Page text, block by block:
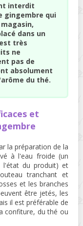
interdit
gingembre qui
dans un
très
ne
pas de
absolument
du thé.
et
la préparation de la
à l'eau froide (un
l'état du produit) et
tranchant et
et les branches
être jetés, les
il est préférable de
confiture, du thé ou